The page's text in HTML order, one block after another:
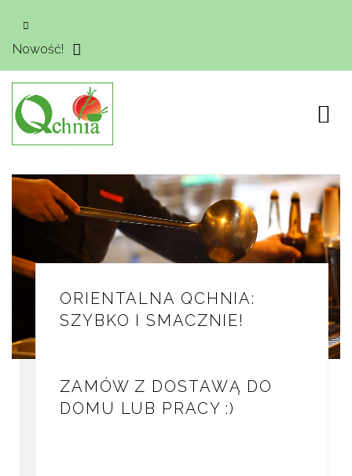
Nowość!
ORIENTALNA QCHNIA:
SZYBKO I SMACZNIE!
ZAMÓW Z DOSTAWĄ DO
DOMU LUB PRACY :)